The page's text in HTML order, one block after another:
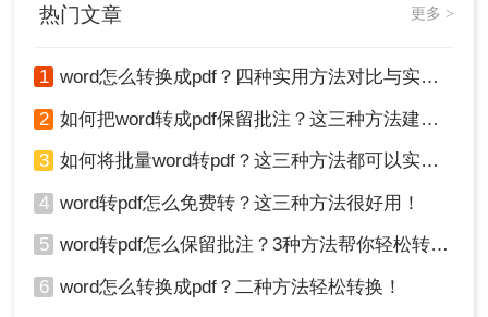
热门文章 更多 >
1 word怎么转换成pdf？四种实用方法对比与实操指南（附详细表格）！
2 如何把word转成pdf保留批注？这三种方法建议收藏！
3 如何将批量word转pdf？这三种方法都可以实现批量转换
4 word转pdf怎么免费转？这三种方法很好用！
5 word转pdf怎么保留批注？3种方法帮你轻松转换！
6 word怎么转换成pdf？二种方法轻松转换！